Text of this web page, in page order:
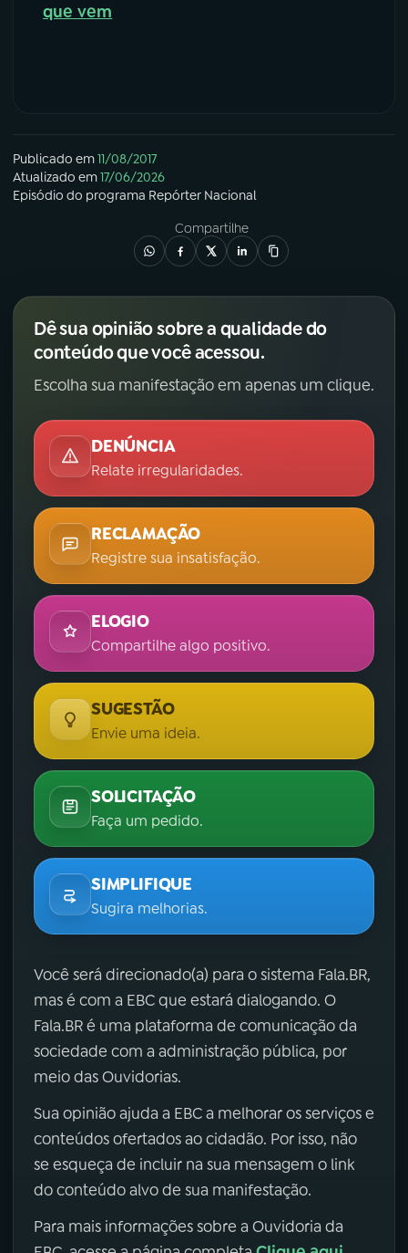
que vem
Publicado em11/08/2017
Atualizado em17/06/2026
Episódio do programa Repórter Nacional
Compartilhe
Dê sua opinião sobre a qualidade do
conteúdo que você acessou.
Escolha sua manifestação em apenas um clique.
DENÚNCIA
Relate irregularidades.
RECLAMAÇÃO
Registre sua insatisfação.
ELOGIO
Compartilhe algo positivo.
SUGESTÃO
Envie uma ideia.
SOLICITAÇÃO
Faça um pedido.
SIMPLIFIQUE
Sugira melhorias.
Você será direcionado(a) para o sistema Fala.BR,
mas é com a EBC que estará dialogando. O
Fala.BR é uma plataforma de comunicação da
sociedade com a administração pública, por
meio das Ouvidorias.
Sua opinião ajuda a EBC a melhorar os serviços e
conteúdos ofertados ao cidadão. Por isso, não
se esqueça de incluir na sua mensagem o link
do conteúdo alvo de sua manifestação.
Para mais informações sobre a Ouvidoria da